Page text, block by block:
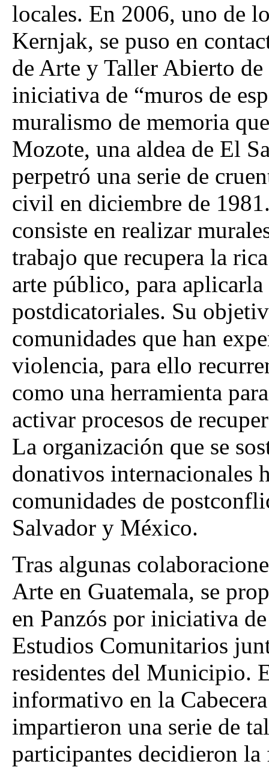
locales. En 2006, uno de
Kernjak, se puso en
de Arte y Taller Abierto de
iniciativa de “muros de
muralismo de memoria
Mozote, una aldea de El
perpetró una serie de
civil en diciembre de
consiste en realizar
trabajo que recupera la
arte público, para
postdicatoriales. Su
comunidades que han
violencia, para ello
como una herramienta
activar procesos de
La organización que se
donativos internacionales
comunidades de
Salvador y México.
Tras algunas
Arte en Guatemala, se
en Panzós por iniciativa
Estudios Comunitarios
residentes del Municipio.
informativo en la
impartieron una serie de
participantes decidieron